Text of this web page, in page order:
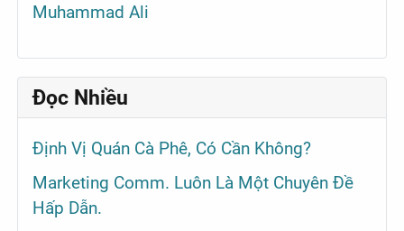
Muhammad Ali
Đọc Nhiều
Định Vị Quán Cà Phê, Có Cần Không?
Marketing Comm. Luôn Là Một Chuyên Đề
Hấp Dẫn.